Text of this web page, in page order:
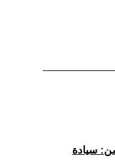
سيادة